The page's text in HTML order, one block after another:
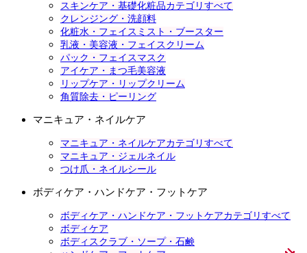
スキンケア・基礎化粧品カテゴリすべて
クレンジング・洗顔料
化粧水・フェイスミスト・ブースター
乳液・美容液・フェイスクリーム
パック・フェイスマスク
アイケア・まつ毛美容液
リップケア・リップクリーム
角質除去・ピーリング
マニキュア・ネイルケア
マニキュア・ネイルケアカテゴリすべて
マニキュア・ジェルネイル
つけ爪・ネイルシール
ボディケア・ハンドケア・フットケア
ボディケア・ハンドケア・フットケアカテゴリすべて
ボディケア
ボディスクラブ・ソープ・石鹸